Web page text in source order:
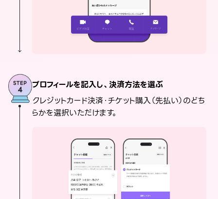
プロフィールを記入し、決済方法を選ぶ
クレジットカード決済・チケット購入（先払い）のどち
らかを選択いただけます。